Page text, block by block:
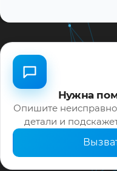
Нужна
Опишите
детали и